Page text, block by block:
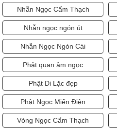
Nhẫn Ngọc Cẩm Thạch
Nhẫn ngọc ngón út
Nhẫn Ngọc Ngón Cái
Phật quan âm ngọc
Phật Di Lặc đẹp
Phật Ngọc Miến Điện
Vòng Ngọc Cẩm Thạch